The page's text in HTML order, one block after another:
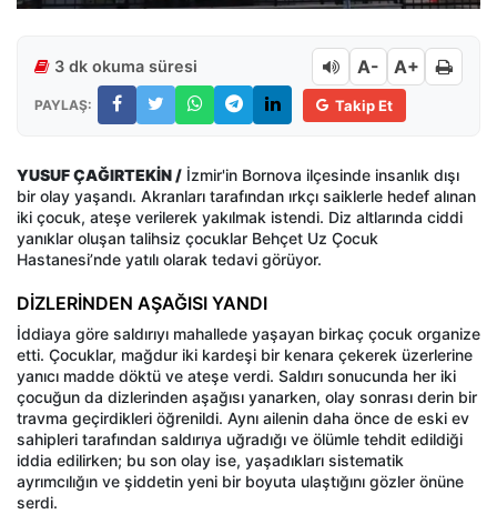
3 dk okuma süresi A- A+
PAYLAŞ: Takip Et
YUSUF ÇAĞIRTEKİN / İzmir'in Bornova ilçesinde insanlık dışı
bir olay yaşandı. Akranları tarafından ırkçı saiklerle hedef alınan
iki çocuk, ateşe verilerek yakılmak istendi. Diz altlarında ciddi
yanıklar oluşan talihsiz çocuklar Behçet Uz Çocuk
Hastanesi’nde yatılı olarak tedavi görüyor.
DİZLERİNDEN AŞAĞISI YANDI
İddiaya göre saldırıyı mahallede yaşayan birkaç çocuk organize
etti. Çocuklar, mağdur iki kardeşi bir kenara çekerek üzerlerine
yanıcı madde döktü ve ateşe verdi. Saldırı sonucunda her iki
çocuğun da dizlerinden aşağısı yanarken, olay sonrası derin bir
travma geçirdikleri öğrenildi. Aynı ailenin daha önce de eski ev
sahipleri tarafından saldırıya uğradığı ve ölümle tehdit edildiği
iddia edilirken; bu son olay ise, yaşadıkları sistematik
ayrımcılığın ve şiddetin yeni bir boyuta ulaştığını gözler önüne
serdi.